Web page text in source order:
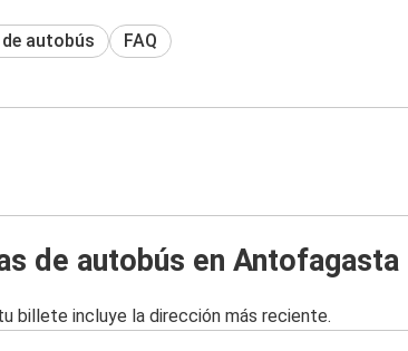
autobús FAQ
de autobús en Antofagasta
billete incluye la dirección más reciente.